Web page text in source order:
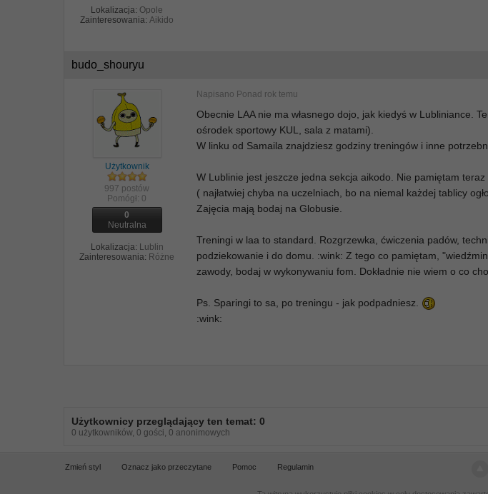
Lokalizacja: Opole
Zainteresowania: Aikido
budo_shouryu
Użytkownik
997 postów
Pomógł: 0
0
Neutralna
Lokalizacja: Lublin
Zainteresowania: Różne
Napisano Ponad rok temu
Obecnie LAA nie ma własnego dojo, jak kiedyś w Lubliniance.
ośrodek sportowy KUL, sala z matami).
W linku od Samaila znajdziesz godziny treningów i inne
W Lublinie jest jeszcze jedna sekcja aikodo. Nie pamiętam
( najłatwiej chyba na uczelniach, bo na niemal każdej tablicy
Zajęcia mają bodaj na Globusie.
Treningi w laa to standard. Rozgrzewka, ćwiczenia padów,
podziekowanie i do domu. :wink: Z tego co pamiętam, "wiedźmin
zawody, bodaj w wykonywaniu fom. Dokładnie nie wiem o co
Ps. Sparingi to sa, po treningu - jak podpadniesz.
:wink:
Użytkownicy przeglądający ten temat: 0
0 użytkowników, 0 gości, 0 anonimowych